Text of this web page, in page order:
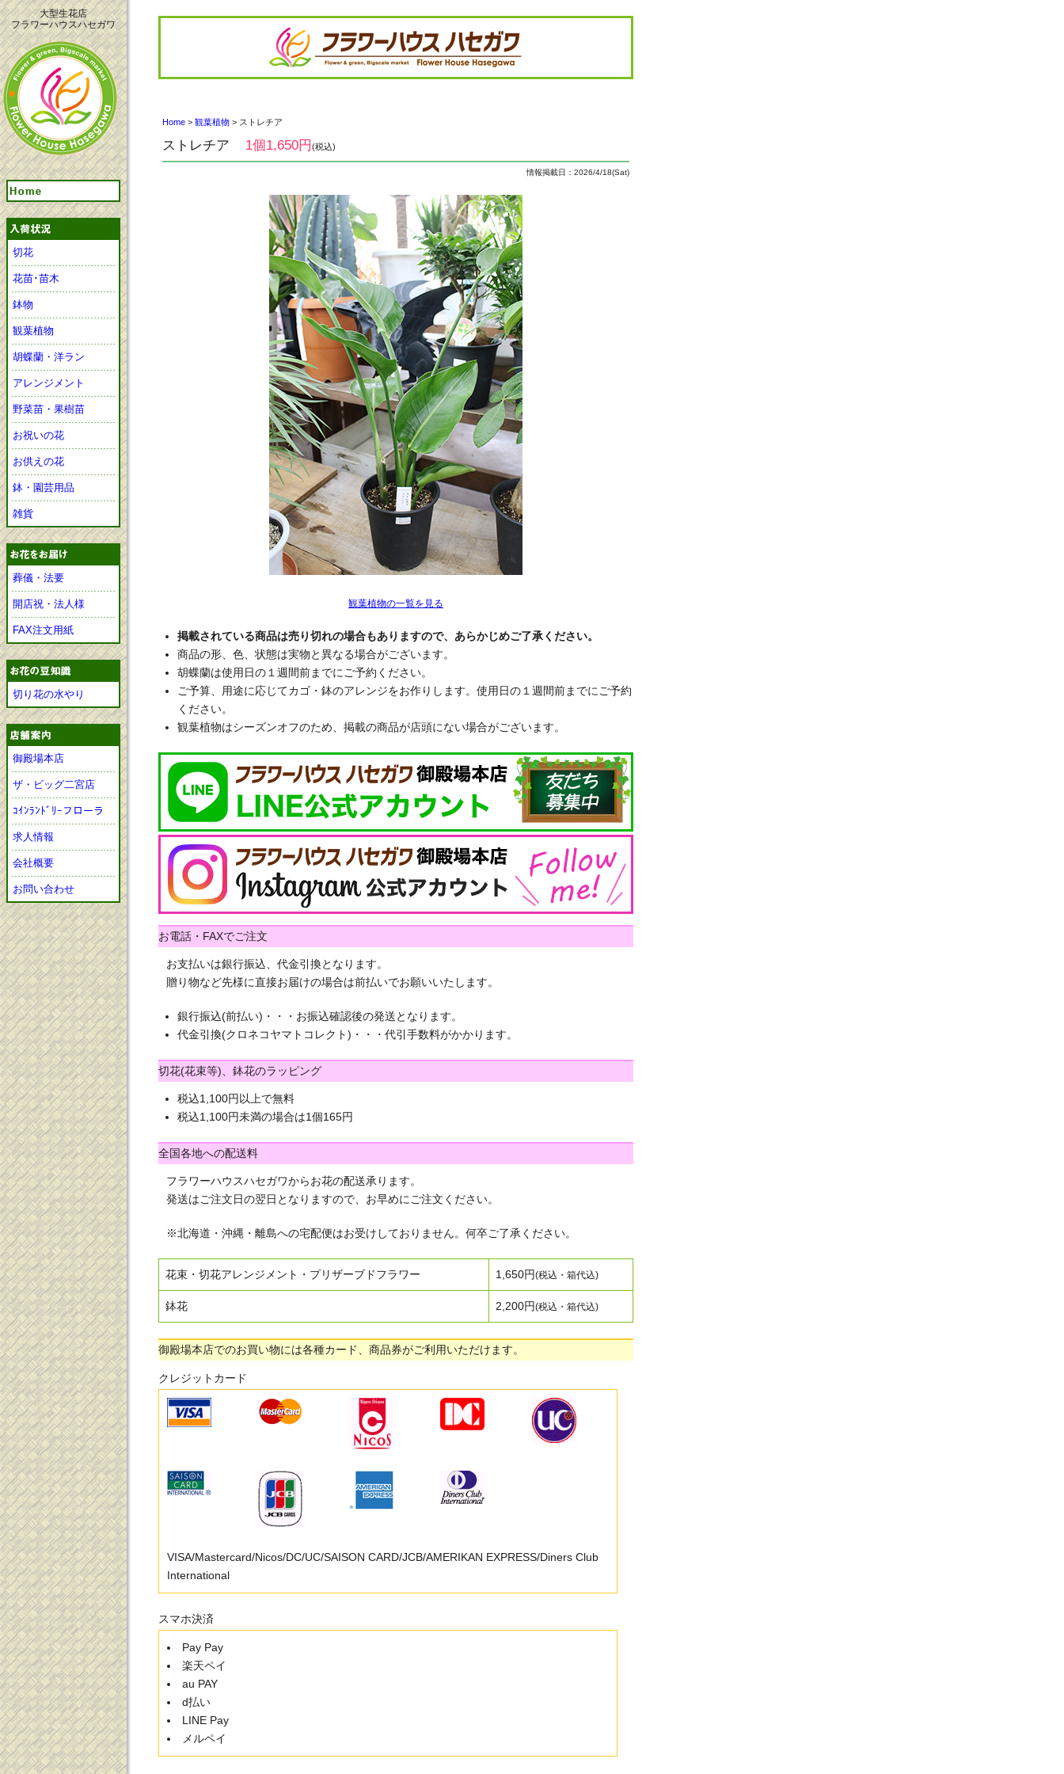
大型生花店
フラワーハウスハセガワ
切花
花苗･苗木
鉢物
観葉植物
胡蝶蘭・洋ラン
アレンジメント
野菜苗・果樹苗
お祝いの花
お供えの花
鉢・園芸用品
雑貨
葬儀・法要
開店祝・法人様
FAX注文用紙
切り花の水やり
御殿場本店
ザ・ビッグ二宮店
ｺｲﾝﾗﾝﾄﾞﾘｰフローラ
求人情報
会社概要
お問い合わせ
Home > 観葉植物 > ストレチア
ストレチア 1個1,650円 (税込)
情報掲載日：2026/4/18(Sat)
観葉植物の一覧を見る
掲載されている商品は売り切れの場合もありますので、あらかじめご了承ください。
商品の形、色、状態は実物と異なる場合がございます。
胡蝶蘭は使用日の１週間前までにご予約ください。
ご予算、用途に応じてカゴ・鉢のアレンジをお作りします。使用日の１週間前までにご予約
ください。
観葉植物はシーズンオフのため、掲載の商品が店頭にない場合がございます。
お電話・FAXでご注文
お支払いは銀行振込、代金引換となります。
贈り物など先様に直接お届けの場合は前払いでお願いいたします。
銀行振込(前払い)・・・お振込確認後の発送となります。
代金引換(クロネコヤマトコレクト)・・・代引手数料がかかります。
切花(花束等)、鉢花のラッピング
税込1,100円以上で無料
税込1,100円未満の場合は1個165円
全国各地への配送料
フラワーハウスハセガワからお花の配送承ります。
発送はご注文日の翌日となりますので、お早めにご注文ください。
※北海道・沖縄・離島への宅配便はお受けしておりません。何卒ご了承ください。
花束・切花アレンジメント・プリザーブドフラワー 1,650円(税込・箱代込)
鉢花 2,200円(税込・箱代込)
御殿場本店でのお買い物には各種カード、商品券がご利用いただけます。
クレジットカード
VISA/Mastercard/Nicos/DC/UC/SAISON CARD/JCB/AMERIKAN EXPRESS/Diners Club
International
スマホ決済
Pay Pay
楽天ペイ
au PAY
d払い
LINE Pay
メルペイ